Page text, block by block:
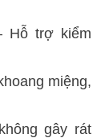
Hỗ trợ kiểm
miệng,
gây rát